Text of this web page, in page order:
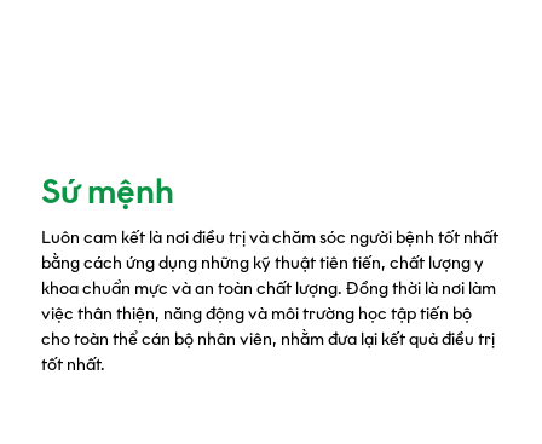
Sứ mệnh
Luôn cam kết là nơi điều trị và chăm sóc người bệnh tốt nhất
bằng cách ứng dụng những kỹ thuật tiên tiến, chất lượng y
khoa chuẩn mực và an toàn chất lượng. Đồng thời là nơi làm
việc thân thiện, năng động và môi trường học tập tiến bộ
cho toàn thể cán bộ nhân viên, nhằm đưa lại kết quả điều trị
tốt nhất.